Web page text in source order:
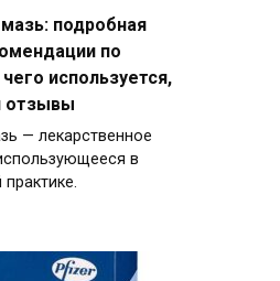
подробная
по
используется,
отзывы
— лекарственное
в